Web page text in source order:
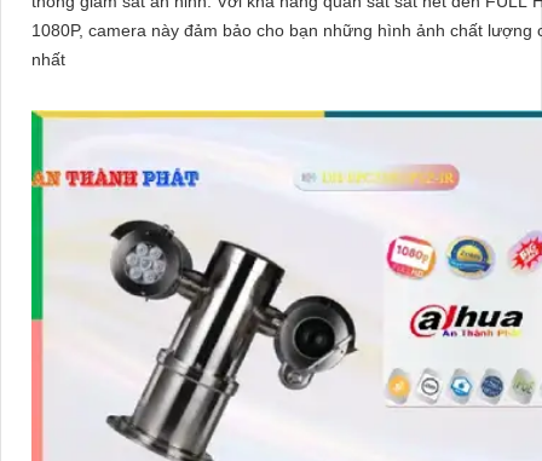
1080P, camera này đảm bảo cho bạn những hình ảnh chất lượng
nhất